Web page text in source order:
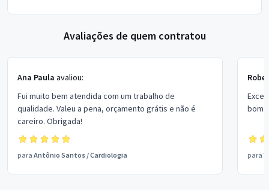
Avaliações de quem contratou
Ana Paula avaliou:
Fui muito bem atendida com um trabalho de
qualidade. Valeu a pena, orçamento grátis e não é
careiro. Obrigada!
para Antônio Santos /Cardiologia
bom
para